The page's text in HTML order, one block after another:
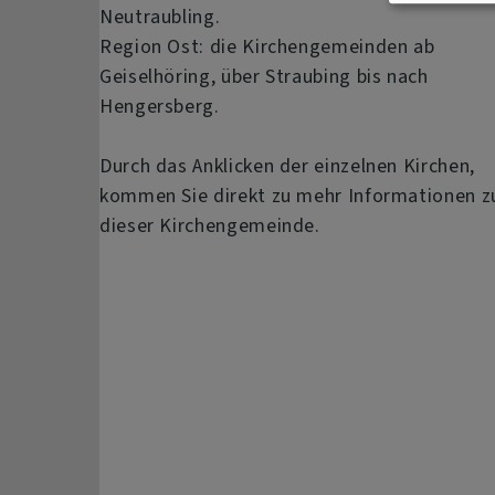
Neutraubling.
Region Ost: die Kirchengemeinden ab
Geiselhöring, über Straubing bis nach
Hengersberg.
Durch das Anklicken der einzelnen Kirchen,
kommen Sie direkt zu mehr Informationen
dieser Kirchengemeinde.